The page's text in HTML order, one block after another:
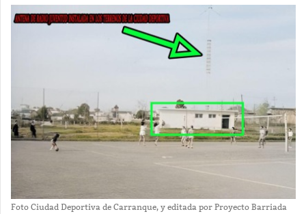
Foto Ciudad Deportiva de Carranque, y editada por Proyecto Barriada